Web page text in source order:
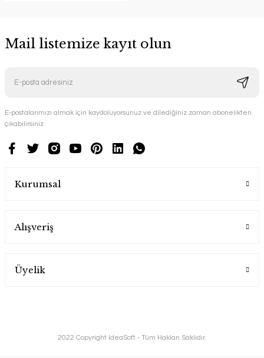
Mail listemize kayıt olun
E-postalarımızı almak için kaydoluyorsunuz ve dilediğiniz zaman abonelikten
çıkabilirsiniz.
Kurumsal
Alışveriş
Üyelik
2022 Copyright IdeaSoft - Tüm Hakları Saklıdır.